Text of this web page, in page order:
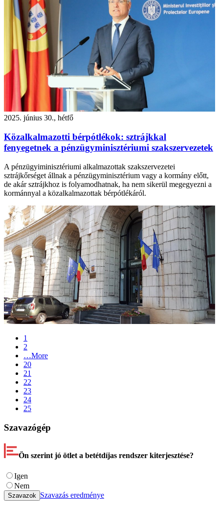
2025. június 30., hétfő
Közalkalmazotti bérpótlékok: sztrájkkal
fenyegetnek a pénzügyminisztériumi szakszervezetek
A pénzügyiminisztériumi alkalmazottak szakszervezetei
sztrájkőrséget állnak a pénzügyminisztérium vagy a kormány előtt,
de akár sztrájkhoz is folyamodhatnak, ha nem sikerül megegyezni a
kormánnyal a közalkalmazottak bérpótlékáról.
1
2
…More
20
21
22
23
24
25
Szavazógép
Ön szerint jó ötlet a betétdíjas rendszer kiterjesztése?
Igen
Nem
Szavazok Szavazás eredménye